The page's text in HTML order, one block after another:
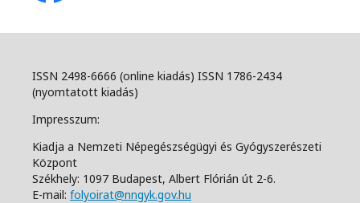
ISSN 2498-6666 (online kiadás) ISSN 1786-2434
(nyomtatott kiadás)
Impresszum:
Kiadja a Nemzeti Népegészségügyi és Gyógyszerészeti
Központ
Székhely: 1097 Budapest, Albert Flórián út 2-6.
E-mail: folyoirat@nngyk.gov.hu